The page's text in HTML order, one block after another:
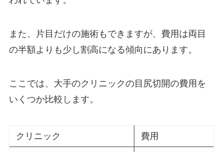
また、片目だけの施術もできますが、費用は両目
の半額よりも少し割高になる傾向にあります。
ここでは、大手のクリニックの目尻切開の費用を
いくつか比較します。
クリニック 費用